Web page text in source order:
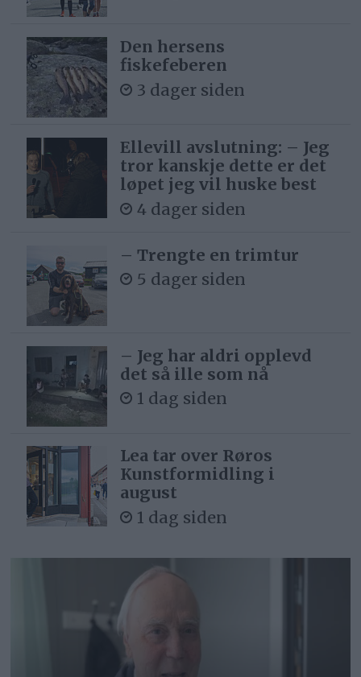
Den hersens
fiskefeberen
3 dager siden
Ellevill avslutning: – Jeg
tror kanskje dette er det
løpet jeg vil huske best
4 dager siden
– Trengte en trimtur
5 dager siden
– Jeg har aldri opplevd
det så ille som nå
1 dag siden
Lea tar over Røros
Kunstformidling i
august
1 dag siden